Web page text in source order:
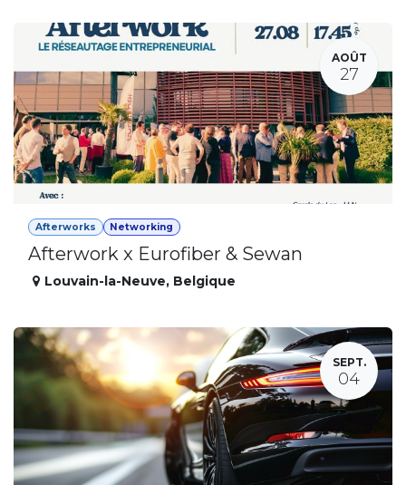
AOÛT
27
Afterworks Networking
Afterwork x Eurofiber & Sewan
Louvain-la-Neuve, Belgique
SEPT.
04